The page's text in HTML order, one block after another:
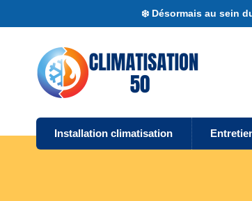
❄️ Désormais au sein
Installation climatisation